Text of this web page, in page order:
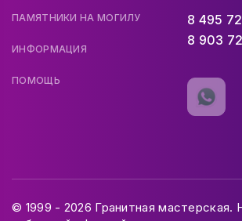
ПАМЯТНИКИ НА МОГИЛУ
ИНФОРМАЦИЯ
ПОМОЩЬ
8 495
8 903
© 1999 - 2026 Гранитная мастерская.